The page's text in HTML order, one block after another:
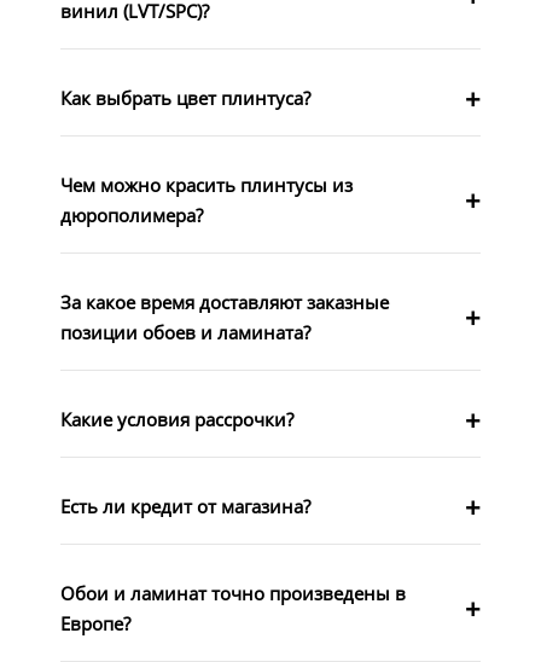
винил (LVT/SPC)?
Как выбрать цвет плинтуса?
Чем можно красить плинтусы из
дюрополимера?
За какое время доставляют заказные
позиции обоев и ламината?
Какие условия рассрочки?
Есть ли кредит от магазина?
Обои и ламинат точно произведены в
Европе?